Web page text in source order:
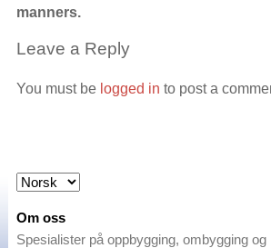
manners.
Leave a Reply
You must be logged in to post a
Om oss
Spesialister på oppbygging, ombygging og